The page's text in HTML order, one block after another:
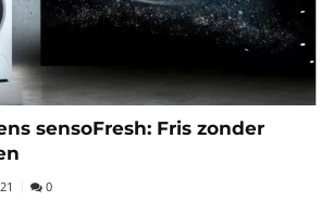
sensoFresh: Fris zonder
0